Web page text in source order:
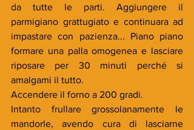
da tutte le parti. Aggiungere il
parmigiano grattugiato e continuara ad
impastare con pazienza... Piano piano
formare una palla omogenea e lasciare
riposare per 30 minuti perché si
amalgami il tutto.
Accendere il forno a 200 gradi.
Intanto frullare grossolanamente le
mandorle, avendo cura di lasciarne